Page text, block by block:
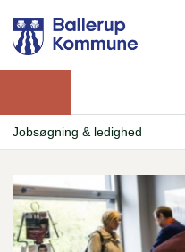
hovedindhold
Primær
navigation
Jobsøgning & ledighed